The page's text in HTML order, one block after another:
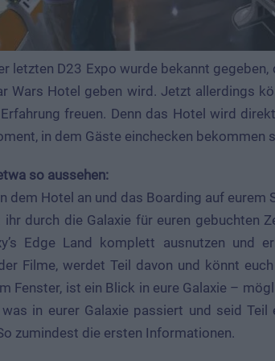
letzten D23 Expo wurde bekannt gegeben,
Wars Hotel geben wird. Jetzt allerdings
freuen. Denn das Hotel wird
in dem Gäste einchecken bekommen
so aussehen:
dem Hotel an und das Boarding auf eurem
ihr durch die Galaxie für euren gebuchten
Edge Land komplett ausnutzen und
Filme, werdet Teil davon und könnt
Fenster, ist ein Blick in eure Galaxie –
in eurer Galaxie passiert und seid
zumindest die ersten Informationen.